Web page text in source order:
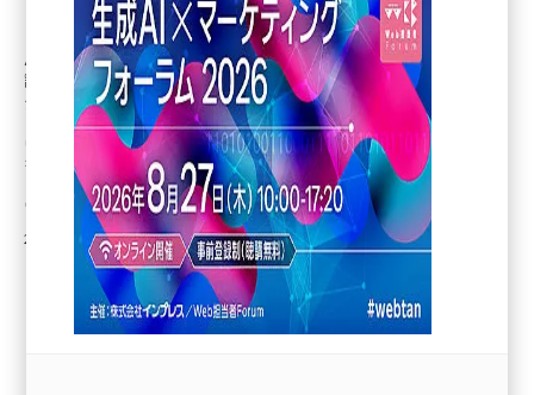
ai (2818)
youtube (2444)
note (2320)
セミナー (2313)
z世代 (1629)
meo (1279)
llmo (1167)
【無料】BtoB企業向け戦略的ウェブサイト活
用セミナー ウェブ戦略を推進する４つの秘
訣（組織編）＠名古屋「誰にも聞けない！プロ
ジェクト計画と予算申請」
ウェブサイトを構築するには「いくらくらいの予算が妥当か？」「経営陣の理解
をどう得るか？」など、ウェブ担当者が抱える悩みを共有していきます。
谷川雄亮（戦略的ウェブサイト構築集団あやとり）
2019年6月10日 11:38